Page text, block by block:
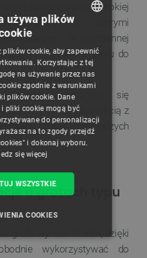
dzięki zastosowaniu wysokiej
się dobrymi
W codziennej
rozgrzewanie grotu do
wyróżniają się
szeroką kompatybilnością z
stacji lutowniczych
o grotach typu
grotu wynosi 17 mm, dzięki
wykorzystywać do
CZECH
ENGLISH
GERMAN
używa plików
plików cookie, aby zapewnić
Korzystając z tej
na używanie przez nas
zgodnie z warunkami
plików cookie. Dane
pliki cookie mogą być
do personalizacji
na to zgody przejdź
i dokonaj wyboru.
się więcej
WSZYSTKIE
COOKIES